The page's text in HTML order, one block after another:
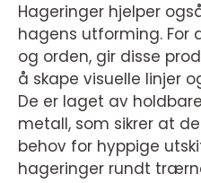
Hageringer hjelper
hagens utforming. For
og orden, gir disse
å skape visuelle linjer
De er laget av
metall, som sikrer at
behov for hyppige
hageringer rundt